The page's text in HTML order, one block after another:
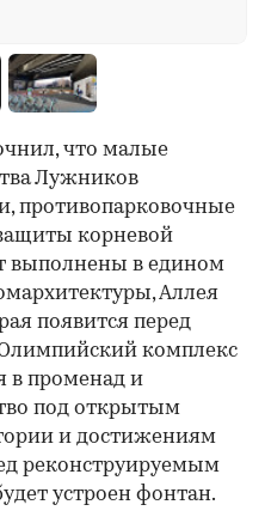
что малые
Лужников
противопарковочные
корневой
выполнены в едином
Аллея
появится перед
комплекс
в променад и
под открытым
и достижениям
реконструируемым
устроен фонтан.